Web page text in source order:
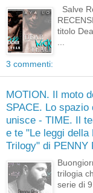
Salve
titolo
3 commenti:
MOTION. Il moto
SPACE. Lo spazio
unisce - TIME. Il
e te "Le leggi della
Trilogy" di PENNY
trilogia
serie di